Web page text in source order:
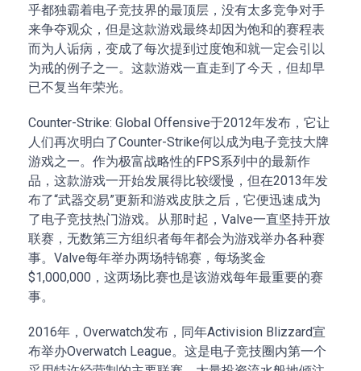
乎都独霸着电子竞技界的最顶层，没有太多竞争对手
来争夺观众，但是这款游戏最终却因为饱和的赛程表
而为人诟病，变成了每次提到过度饱和就一定会引以
为戒的例子之一。这款游戏一直走到了今天，但却早
已不复当年荣光。
Counter-Strike: Global Offensive于2012年发布，它让
人们再次明白了Counter-Strike何以成为电子竞技大牌
游戏之一。作为极富战略性的FPS系列中的最新作
品，这款游戏一开始发展得比较缓慢，但在2013年发
布了“武器交易”更新和游戏皮肤之后，它便迅速成为
了电子竞技热门游戏。从那时起，Valve一直坚持开放
联赛，无数第三方组织者每年都会为游戏举办各种赛
事。Valve每年举办两场特锦赛，每场奖金
$1,000,000，这两场比赛也是该游戏每年最重要的赛
事。
2016年，Overwatch发布，同年Activision Blizzard宣
布举办Overwatch League。这是电子竞技圈内第一个